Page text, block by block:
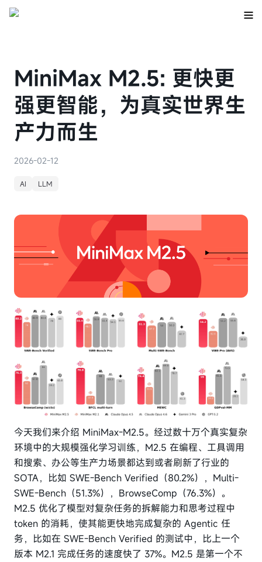
MiniMax M2.5: 更快更
强更智能，为真实世界生
产力而生
2026-02-12
AI LLM
今天我们来介绍 MiniMax-M2.5。经过数十万个真实复杂
环境中的大规模强化学习训练，M2.5 在编程、工具调用
和搜索、办公等生产力场景都达到或者刷新了行业的
SOTA，比如 SWE-Bench Verified（80.2%），Multi-
SWE-Bench（51.3%），BrowseComp（76.3%）。
M2.5 优化了模型对复杂任务的拆解能力和思考过程中
token 的消耗，使其能更快地完成复杂的 Agentic 任
务，比如在 SWE-Bench Verified 的测试中，比上一个
版本 M2.1 完成任务的速度快了 37%。M2.5 是第一个不